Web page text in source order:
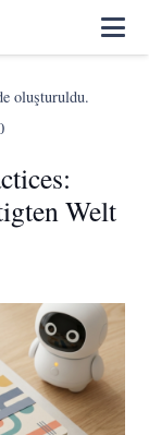
oluşturuldu.
Welt